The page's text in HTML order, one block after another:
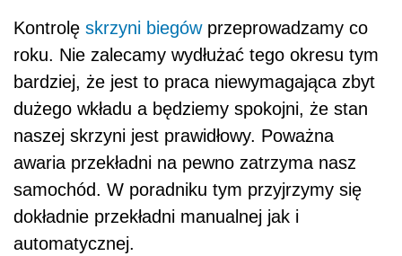
Kontrolę skrzyni biegówprzeprowadzamy co
roku. Nie zalecamy wydłużać tego okresu tym
bardziej, że jest to praca niewymagająca zbyt
dużego wkładu a będziemy spokojni, że stan
naszej skrzyni jest prawidłowy. Poważna
awaria przekładni na pewno zatrzyma nasz
samochód. W poradniku tym przyjrzymy się
dokładnie przekładni manualnej jak i
automatycznej.